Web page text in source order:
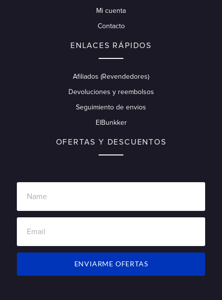
Mi cuenta
Contacto
ENLACES RÁPIDOS
Afiliados (Revendedores)
Devoluciones y reembolsos
Seguimiento de envios
ElBunkker
OFERTAS Y DESCUENTOS
ENVIARME OFERTAS